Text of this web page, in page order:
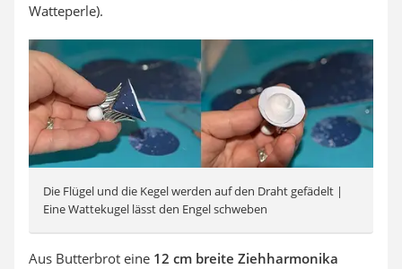
Watteperle).
Die Flügel und die Kegel werden auf den Draht gefädelt |
Eine Wattekugel lässt den Engel schweben
Aus Butterbrot eine 12 cm breite Ziehharmonika